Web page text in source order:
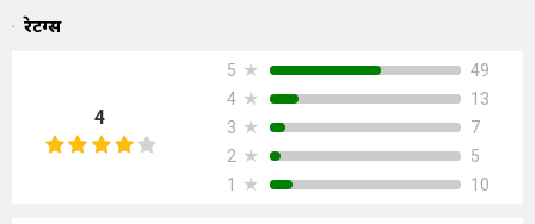
रेटिंग्स
4
5 ★
49
4 ★
13
3 ★
7
2 ★
5
1
★ 10